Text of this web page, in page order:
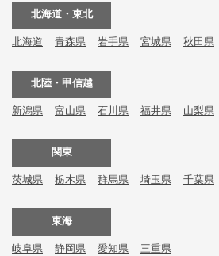
北海道・東北
北海道 青森県 岩手県 宮城県 秋田県
北陸・甲信越
新潟県 富山県 石川県 福井県 山梨県
関東
茨城県 栃木県 群馬県 埼玉県 千葉県
東海
岐阜県 静岡県 愛知県 三重県